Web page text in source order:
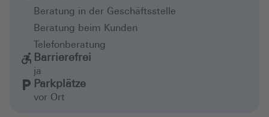
Beratung in der Geschäftsstelle
Beratung beim Kunden
Telefonberatung
Barrierefrei
ja
Parkplätze
vor Ort